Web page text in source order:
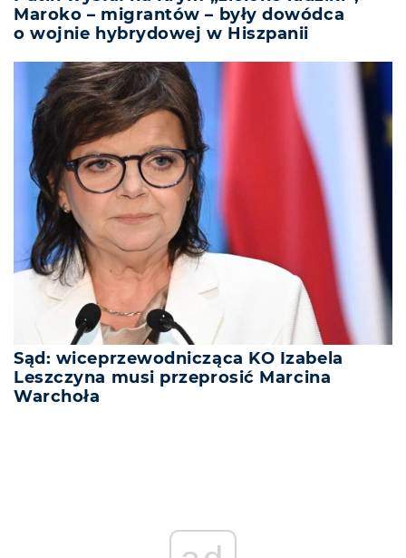
Maroko – migrantów – były dowódca
o wojnie hybrydowej w Hiszpanii
Sąd: wiceprzewodnicząca KO Izabela
Leszczyna musi przeprosić Marcina
Warchoła